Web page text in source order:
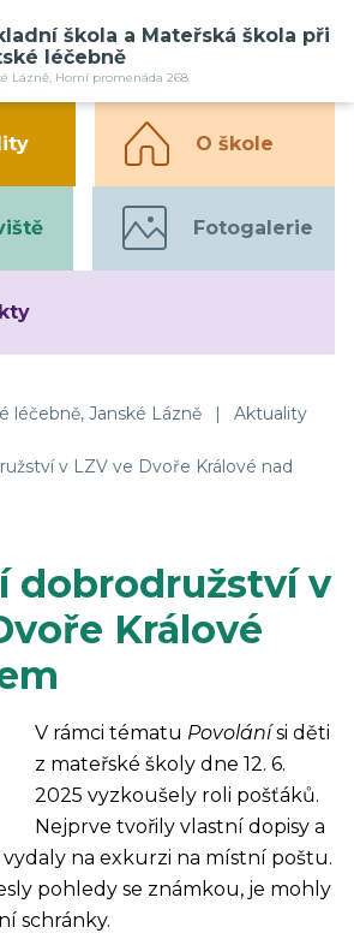
škola a Mateřská škola při
léčebně
Lázně, Horní promenáda 268
O škole
Fotogalerie
léčebně, Janské Lázně |
Aktuality
v LZV ve Dvoře Králové nad
dobrodružství v
Králové
V rámci tématu Povolánísi děti
z mateřské školy dne 12. 6.
2025 vyzkoušely roli pošťáků.
Nejprve tvořily vlastní dopisy a
na exkurzi na místní poštu.
pohledy se známkou, je mohly
schránky.